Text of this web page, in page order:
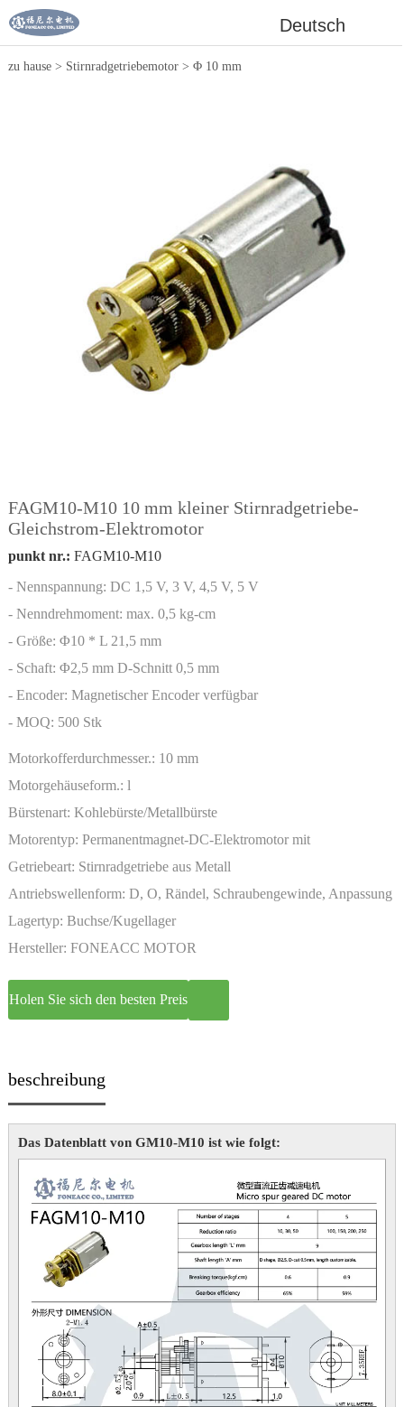
Deutsch
zu hause> Stirnradgetriebemotor> Φ 10 mm
FAGM10-M10 10 mm kleiner Stirnradgetriebe-
Gleichstrom-Elektromotor
punkt nr.: FAGM10-M10
- Nennspannung: DC 1,5 V, 3 V, 4,5 V, 5 V
- Nenndrehmoment: max. 0,5 kg-cm
- Größe: Φ10 * L 21,5 mm
- Schaft: Φ2,5 mm D-Schnitt 0,5 mm
- Encoder: Magnetischer Encoder verfügbar
- MOQ: 500 Stk
Motorkofferdurchmesser.: 10 mm
Motorgehäuseform.: l
Bürstenart: Kohlebürste/Metallbürste
Motorentyp: Permanentmagnet-DC-Elektromotor mit
Miniaturgetriebe
Getriebeart: Stirnradgetriebe aus Metall
Antriebswellenform: D, O, Rändel, Schraubengewinde, Anpassung
Lagertyp: Buchse/Kugellager
Hersteller: FONEACC MOTOR
Holen Sie sich den besten Preis
beschreibung
Das Datenblatt von GM10-M10 ist wie folgt: